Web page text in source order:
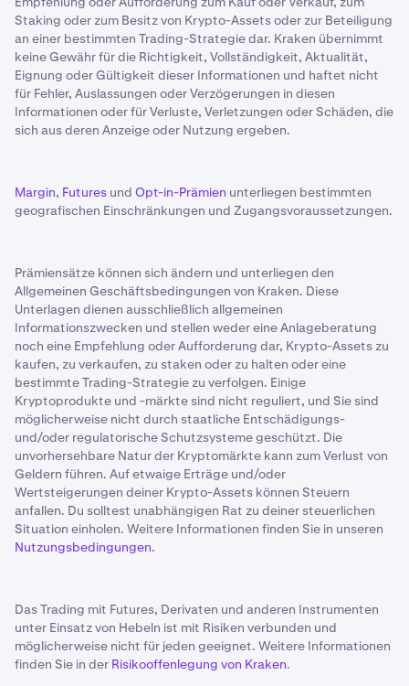
Staking oder zum Besitz von Krypto-Assets oder zur Beteiligung
an einer bestimmten Trading-Strategie dar. Kraken übernimmt
keine Gewähr für die Richtigkeit, Vollständigkeit, Aktualität,
Eignung oder Gültigkeit dieser Informationen und haftet nicht
für Fehler, Auslassungen oder Verzögerungen in diesen
Informationen oder für Verluste, Verletzungen oder Schäden, die
sich aus deren Anzeige oder Nutzung ergeben.
Margin, Futures und Opt-in-Prämien unterliegen bestimmten
geografischen Einschränkungen und Zugangsvoraussetzungen.
Prämiensätze können sich ändern und unterliegen den
Allgemeinen Geschäftsbedingungen von Kraken. Diese
Unterlagen dienen ausschließlich allgemeinen
Informationszwecken und stellen weder eine Anlageberatung
noch eine Empfehlung oder Aufforderung dar, Krypto-Assets zu
kaufen, zu verkaufen, zu staken oder zu halten oder eine
bestimmte Trading-Strategie zu verfolgen. Einige
Kryptoprodukte und -märkte sind nicht reguliert, und Sie sind
möglicherweise nicht durch staatliche Entschädigungs-
und/oder regulatorische Schutzsysteme geschützt. Die
unvorhersehbare Natur der Kryptomärkte kann zum Verlust von
Geldern führen. Auf etwaige Erträge und/oder
Wertsteigerungen deiner Krypto-Assets können Steuern
anfallen. Du solltest unabhängigen Rat zu deiner steuerlichen
Situation einholen. Weitere Informationen finden Sie in unseren
Nutzungsbedingungen.
Das Trading mit Futures, Derivaten und anderen Instrumenten
unter Einsatz von Hebeln ist mit Risiken verbunden und
möglicherweise nicht für jeden geeignet. Weitere Informationen
finden Sie in der Risikooffenlegung von Kraken.